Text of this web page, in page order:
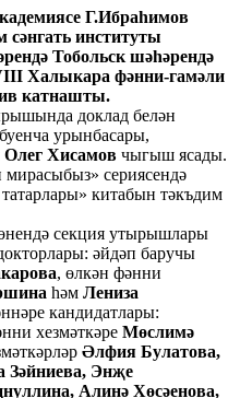
Г.Ибраһимов
сәнгать институты
Тобольск шәһәрендә
Халыкара фәнни-гамәли
катнашты.
доклад белән
урынбасары,
Олег Хисамов чыгыш ясады.
сериясендә
китабын тәкъдим
секция утырышлары
әйдәп баручы
, өлкән фәнни
һәм Лениза
кандидатлары:
хезмәткәре Мөслимә
Әлфия Булатова,
Зәйниева, Энҗе
Алинә Хөсәенова,